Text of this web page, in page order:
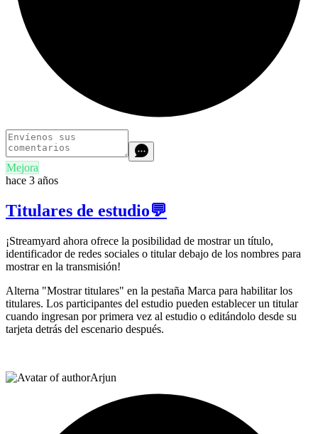
Mejora
hace 3 años
Titulares de estudio💬
¡Streamyard ahora ofrece la posibilidad de mostrar un título,
identificador de redes sociales o titular debajo de los nombres para
mostrar en la transmisión!
Alterna "Mostrar titulares" en la pestaña Marca para habilitar los
titulares. Los participantes del estudio pueden establecer un titular
cuando ingresan por primera vez al estudio o editándolo desde su
tarjeta detrás del escenario después.
Arjun